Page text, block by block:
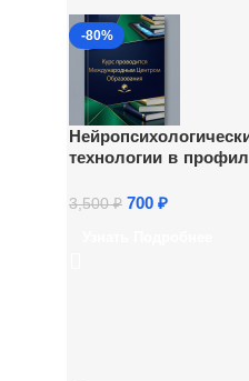
-80%
технологии в
дошкольного
3,500₽ 700 ₽